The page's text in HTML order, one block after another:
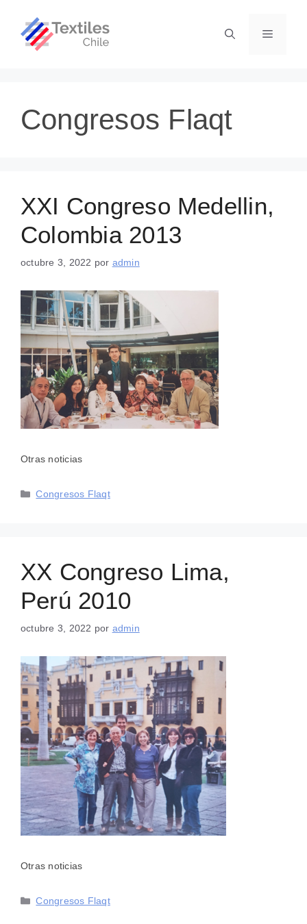
contenido
Menú
Congresos Flaqt
XXI Congreso Medellin,
Colombia 2013
octubre 3, 2022 por admin
Otras noticias
Categorías
Congresos Flaqt
XX Congreso Lima,
Perú 2010
octubre 3, 2022 por admin
Otras noticias
Categorías
Congresos Flaqt